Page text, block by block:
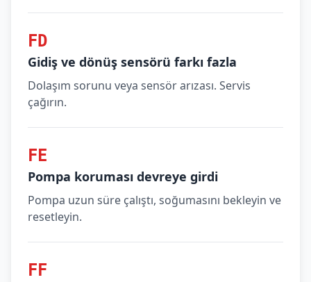
FD
Gidiş ve dönüş sensörü farkı fazla
Dolaşım sorunu veya sensör arızası. Servis
çağırın.
FE
Pompa koruması devreye girdi
Pompa uzun süre çalıştı, soğumasını bekleyin ve
resetleyin.
FF